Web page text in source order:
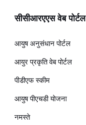
सीसीआरएएस वेब पोर्टल
आयुष अनुसंधान पोर्टल
आयुर प्रकृति वेब पोर्टल
पीडीएफ स्कीम
आयुष पीएचडी योजना
नमस्ते